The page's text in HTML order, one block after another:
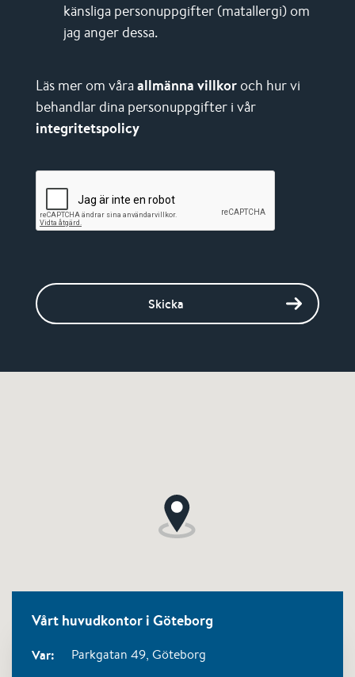
känsliga personuppgifter (matallergi) om
jag anger dessa.
Läs mer om våraallmänna villkoroch hur vi
behandlar dina personuppgifter i vår
integritetspolicy
Skicka
Vårt huvudkontor i Göteborg
Var: Parkgatan 49, Göteborg